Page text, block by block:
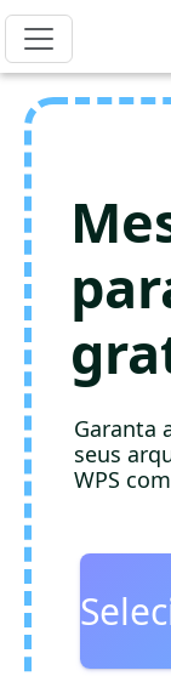
Garanta
seus
WPS